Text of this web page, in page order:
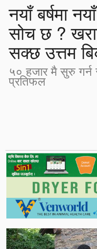
नयाँ बर्षमा
सोच छ ?
सक्छ उत्तम
५० हजार मै सुरु
प्रतिफल